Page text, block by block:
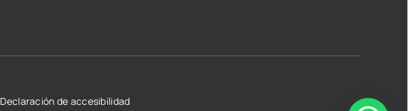
Declaración de accesibilidad